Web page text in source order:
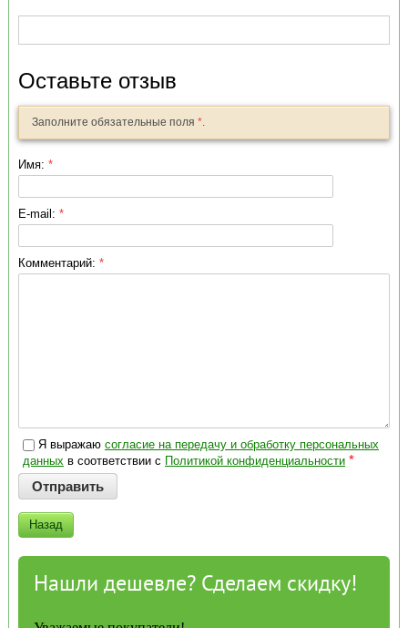
Оставьте отзыв
Заполните обязательные поля *.
Имя: *
E-mail: *
Комментарий: *
Я выражаю согласие на передачу и обработку персональных
данных в соответствии с Политикой конфиденциальности *
Назад
Нашли дешевле? Сделаем скидку!